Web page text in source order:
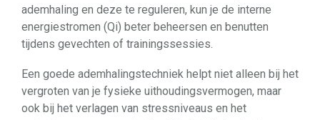
ademhaling en deze te reguleren, kun je de interne
energiestromen (Qi) beter beheersen en benutten
tijdens gevechten of trainingssessies.
Een goede ademhalingstechniek helpt niet alleen bij het
vergroten van je fysieke uithoudingsvermogen, maar
ook bij het verlagen van stressniveaus en het